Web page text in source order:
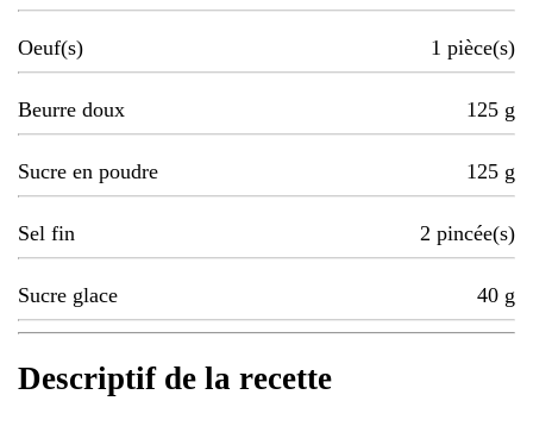
Oeuf(s) 1 pièce(s)
Beurre doux 125 g
Sucre en poudre 125 g
Sel fin 2 pincée(s)
Sucre glace 40 g
Descriptif de la recette